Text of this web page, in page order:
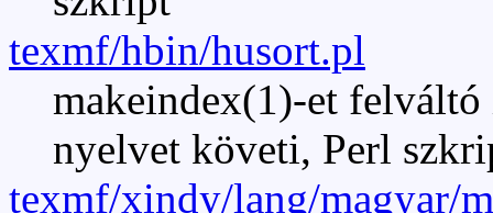
texmf/hbin/husort.pl
makeindex(1)-et felváltó
nyelvet követi, Perl
texmf/xindy/lang/magyar/